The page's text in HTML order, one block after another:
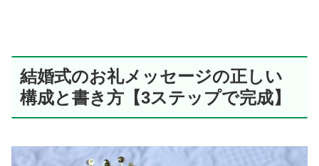
結婚式のお礼メッセージの正しい
構成と書き方【3ステップで完成】